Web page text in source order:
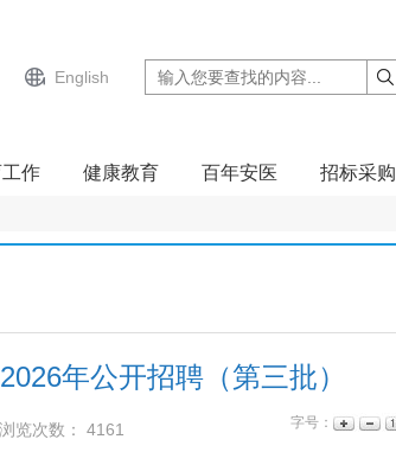
English
作 健康教育 百年安医 招标采购
年公开招聘（第三批）
浏览次数： 4161 字号：